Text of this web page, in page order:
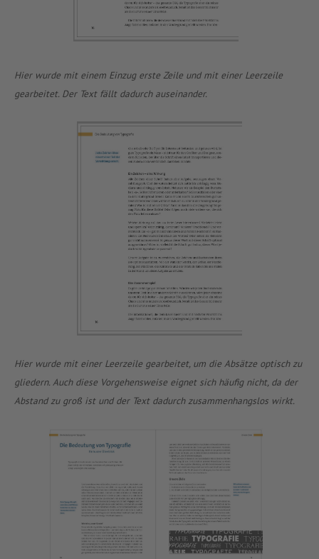
Hier wurde mit einem Einzug erste Zeile und mit einer Leerzeile
gearbeitet. Der Text fällt dadurch auseinander.
Hier wurde mit einer Leerzeile gearbeitet, um die Absätze optisch zu
gliedern. Auch diese Vorgehensweise eignet sich häufig nicht, da der
Abstand zu groß ist und der Text dadurch zusammenhangslos wirkt.